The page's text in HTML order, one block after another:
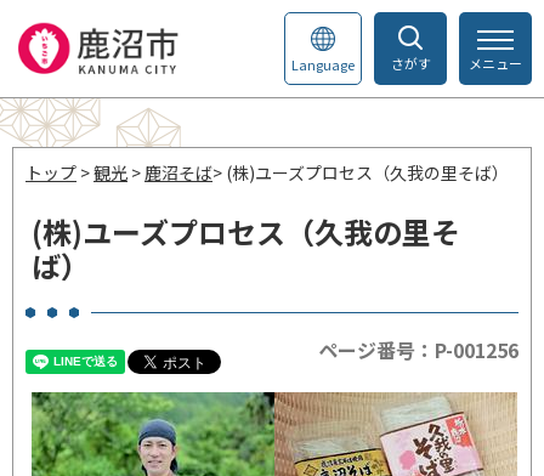
さがす
Language メニュー
トップ >観光 >鹿沼そば> (株)ユーズプロセス（久我の里そば）
(株)ユーズプロセス（久我の里そ
ば）
ページ番号：P-001256